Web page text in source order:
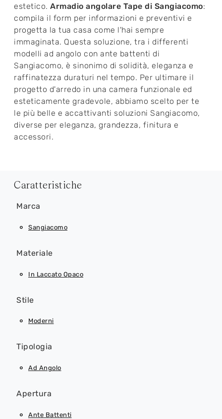
estetico. Armadio angolare Tape di Sangiacomo:
compila il form per informazioni e preventivi e
progetta la tua casa come l'hai sempre
immaginata. Questa soluzione, tra i differenti
modelli ad angolo con ante battenti di
Sangiacomo, è sinonimo di solidità, eleganza e
raffinatezza duraturi nel tempo. Per ultimare il
progetto d'arredo in una camera funzionale ed
esteticamente gradevole, abbiamo scelto per te
le più belle e accattivanti soluzioni Sangiacomo,
diverse per eleganza, grandezza, finitura e
accessori.
Caratteristiche
Marca
Sangiacomo
Materiale
In Laccato Opaco
Stile
Moderni
Tipologia
Ad Angolo
Apertura
Ante Battenti